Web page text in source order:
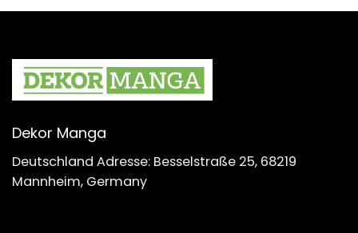
Dekor Manga
Deutschland Adresse: Besselstraße 25, 68219
Mannheim, Germany